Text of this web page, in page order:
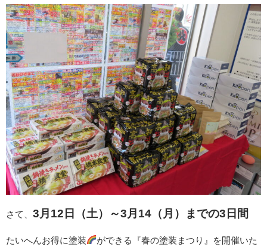
さて、 3月12 日（土）～3月14（月）までの3日間
たいへんお得に塗装
ができる『春の塗装まつり』を開催いた